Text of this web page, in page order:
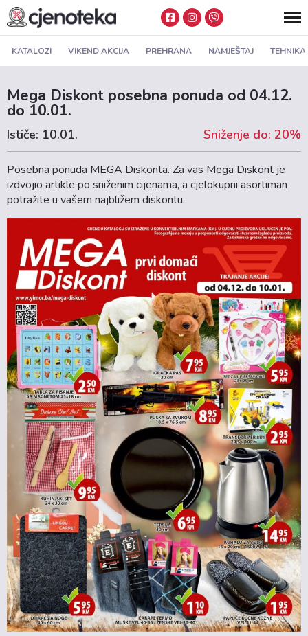
KATALOZI VIKEND AKCIJA PREHRANA NAMJEŠTAJ TEHNIKA
Mega Diskont posebna ponuda od 04.12.
do 10.01.
Ističe: 10.01. Sniženje do: 20%
Posebna ponuda MEGA Diskonta. Za vas Mega Diskont je
izdvojio artikle po sniženim cijenama, a cjelokupni asortiman
potražite u vašem najbližem diskontu.